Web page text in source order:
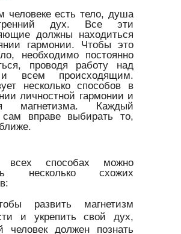
человеке есть тело, душа
дух. Все эти
должны находиться
гармонии. Чтобы это
необходимо постоянно
проводя работу над
всем происходящим.
несколько способов в
личностной гармонии и
магнетизма. Каждый
сам вправе выбирать то,
способах можно
несколько схожих
развить магнетизм
и укрепить свой дух,
человек должен познать